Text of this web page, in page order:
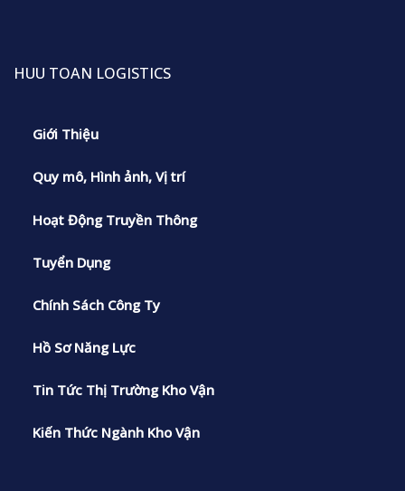
HUU TOAN LOGISTICS
Giới Thiệu
Quy mô, Hình ảnh, Vị trí
Hoạt Động Truyền Thông
Tuyển Dụng
Chính Sách Công Ty
Hồ Sơ Năng Lực
Tin Tức Thị Trường Kho Vận
Kiến Thức Ngành Kho Vận